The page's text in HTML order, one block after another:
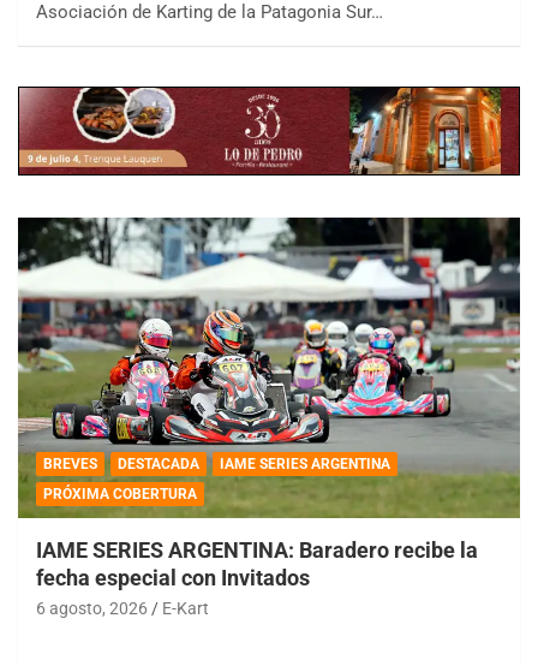
Asociación de Karting de la Patagonia Sur…
BREVES DESTACADA
IAME SERIES ARGENTINA
PRÓXIMA COBERTURA
IAME SERIES ARGENTINA: Baradero recibe la
fecha especial con Invitados
6 agosto, 2026 E-Kart